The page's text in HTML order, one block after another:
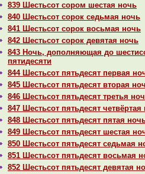
839 Шестьсот сором шестая ночь
840 Шестьсот сорок седьмая ночь
841 Шестьсот сорок восьмая ночь
842 Шестьсот сорок девятая ночь
843 Ночь, дополняющая до
пятидесяти
844 Шестьсот пятьдесят первая
845 Шестьсот пятьдесят втоpaя
846 Шестьсот пятьдесят третья
847 Шестьсот пятьдесят четвёртая
848 Шестьсот пятьдесят пятая
849 Шестьсот пятьдесят шестая
850 Шестьсот пятьдесят седьмая
851 Шестьсот пятьдесят восьмая
852 Шестьсот пятьдесят девятая